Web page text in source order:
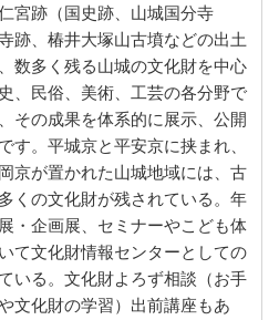
宮跡（国史跡、山城国分寺
跡、椿井大塚山古墳などの出土
数多く残る山城の文化財を中心
、民俗、美術、工芸の各分野で
その成果を体系的に展示、公開
す。平城京と平安京に挟まれ、
京が置かれた山城地域には、古
くの文化財が残されている。年
・企画展、セミナーやこども体
て文化財情報センターとしての
いる。文化財よろず相談（お手
文化財の学習）出前講座もあ